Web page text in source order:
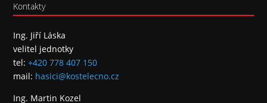
Kontakty
Ing. Jiří Láska
velitel jednotky
tel:+420 778 407 150
mail: hasici@kostelecno.cz
Ing. Martin Kozel